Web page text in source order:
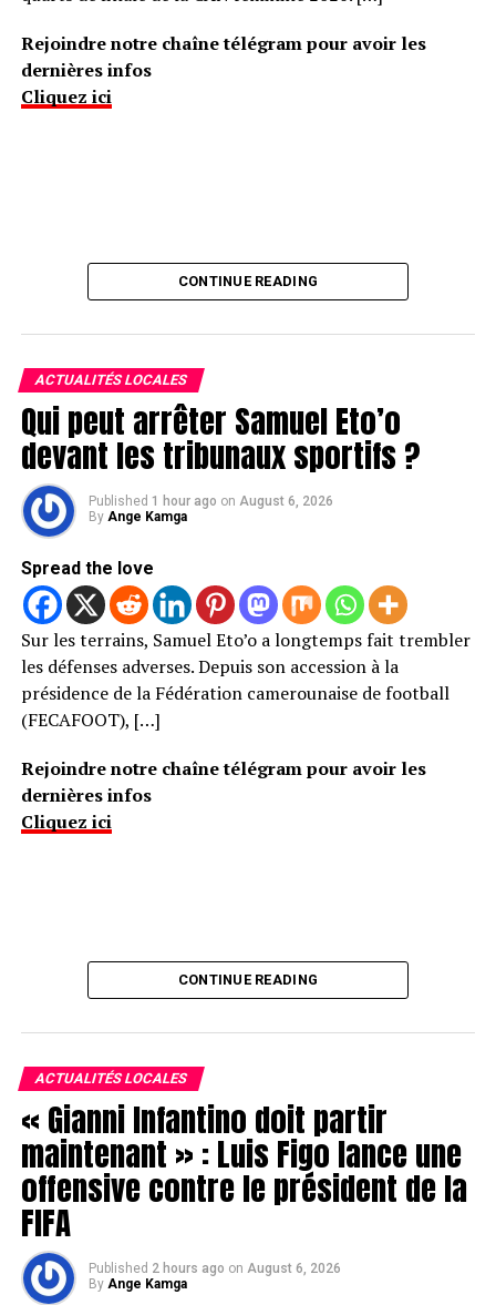
Rejoindre notre chaîne télégram pour avoir les
dernières infos
Cliquez ici
CONTINUE READING
ACTUALITÉS LOCALES
Qui peut arrêter Samuel Eto’o
devant les tribunaux sportifs ?
Published 1 hour ago on August 6, 2026
By Ange Kamga
Spread the love
Sur les terrains, Samuel Eto’o a longtemps fait trembler
les défenses adverses. Depuis son accession à la
présidence de la Fédération camerounaise de football
(FECAFOOT), […]
Rejoindre notre chaîne télégram pour avoir les
dernières infos
Cliquez ici
CONTINUE READING
ACTUALITÉS LOCALES
« Gianni Infantino doit partir
maintenant » : Luis Figo lance une
offensive contre le président de la
FIFA
Published 2 hours ago on August 6, 2026
By Ange Kamga